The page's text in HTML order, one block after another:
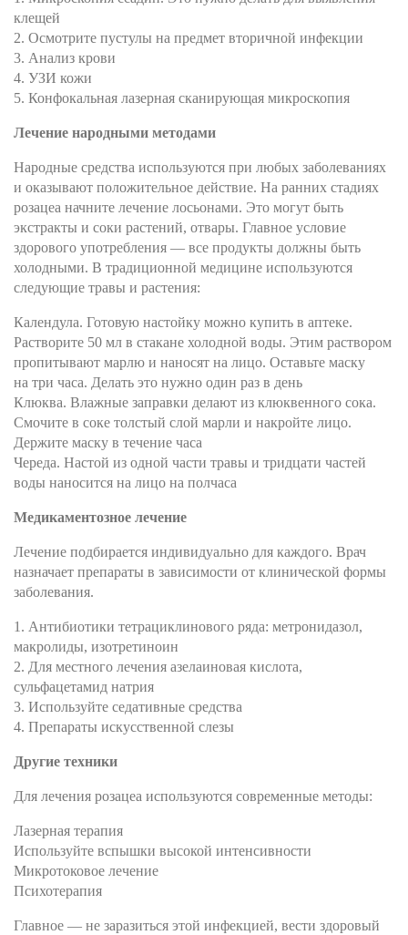
клещей
2. Осмотрите пустулы на предмет вторичной инфекции
3. Анализ крови
4. УЗИ кожи
5. Конфокальная лазерная сканирующая микроскопия
Лечение народными методами
Народные средства используются при любых заболеваниях
и оказывают положительное действие. На ранних стадиях
розацеа начните лечение лосьонами. Это могут быть
экстракты и соки растений, отвары. Главное условие
здорового употребления — все продукты должны быть
холодными. В традиционной медицине используются
следующие травы и растения:
Календула. Готовую настойку можно купить в аптеке.
Растворите 50 мл в стакане холодной воды. Этим раствором
пропитывают марлю и наносят на лицо. Оставьте маску
на три часа. Делать это нужно один раз в день
Клюква. Влажные заправки делают из клюквенного сока.
Смочите в соке толстый слой марли и накройте лицо.
Держите маску в течение часа
Череда. Настой из одной части травы и тридцати частей
воды наносится на лицо на полчаса
Медикаментозное лечение
Лечение подбирается индивидуально для каждого. Врач
назначает препараты в зависимости от клинической формы
заболевания.
1. Антибиотики тетрациклинового ряда: метронидазол,
макролиды, изотретиноин
2. Для местного лечения азелаиновая кислота,
сульфацетамид натрия
3. Используйте седативные средства
4. Препараты искусственной слезы
Другие техники
Для лечения розацеа используются современные методы:
Лазерная терапия
Используйте вспышки высокой интенсивности
Микротоковое лечение
Психотерапия
Главное — не заразиться этой инфекцией, вести здоровый